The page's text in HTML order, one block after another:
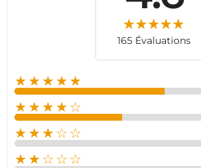
165 Évaluations
★★★★★
★★★★☆
★★★☆☆
★★☆☆☆